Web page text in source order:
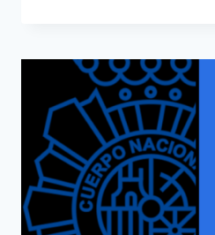
BÁSICA
DE
POLICÍA
NACIONAL
CONVOCATORIA
2023